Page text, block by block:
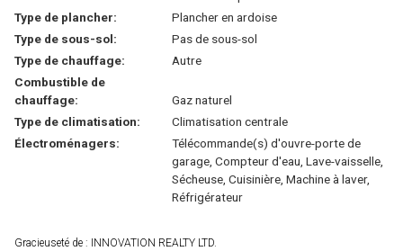
Type de plancher:
Plancher en ardoise
Type de sous-sol:
Pas de sous-sol
Type de chauffage:
Autre
Combustible de
chauffage:
Gaz naturel
Type de climatisation:
Climatisation centrale
Électroménagers:
Télécommande(s) d'ouvre-porte de
garage, Compteur d'eau, Lave-vaisselle,
Sécheuse, Cuisinière, Machine à laver,
Réfrigérateur
Gracieuseté de : INNOVATION REALTY LTD.